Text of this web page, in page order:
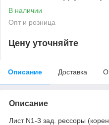
В наличии
Опт и розница
Цену уточняйте
Описание Доставка
Описание
Лист N1-3 зад. рессоры